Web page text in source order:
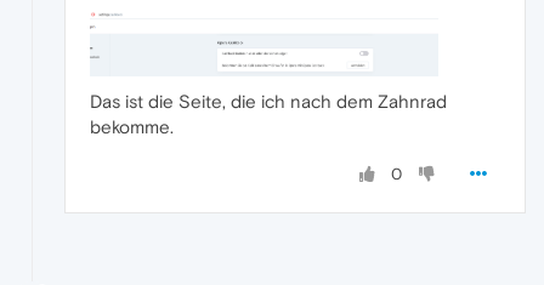
Das ist die Seite, die ich nach dem Zahnrad
bekomme.
0